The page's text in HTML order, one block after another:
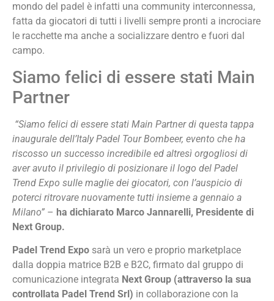
mondo del padel è infatti una community interconnessa,
fatta da giocatori di tutti i livelli sempre pronti a incrociare
le racchette ma anche a socializzare dentro e fuori dal
campo.
Siamo felici di essere stati Main
Partner
“Siamo felici di essere stati Main Partner di questa tappa
inaugurale dell’Italy Padel Tour Bombeer, evento che ha
riscosso un successo incredibile ed altresì orgogliosi di
aver avuto il privilegio di posizionare il logo del Padel
Trend Expo sulle maglie dei giocatori, con l’auspicio di
poterci ritrovare nuovamente tutti insieme a gennaio a
Milano” – ha dichiarato Marco Jannarelli, Presidente di
Next Group.
Padel Trend Expo sarà un vero e proprio marketplace
dalla doppia matrice B2B e B2C, firmato dal gruppo di
comunicazione integrata Next Group (attraverso la sua
controllata Padel Trend Srl) in collaborazione con la